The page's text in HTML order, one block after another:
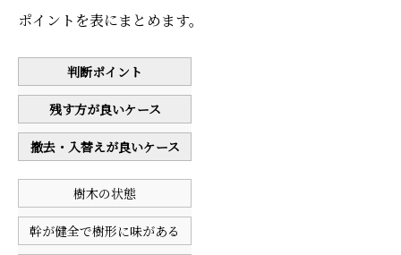
ポイントを表にまとめます。
判断ポイント
残す方が良いケース
撤去・入替えが良いケース
樹木の状態
幹が健全で樹形に味がある